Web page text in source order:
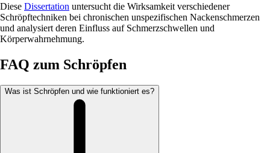
Diese Dissertation untersucht die Wirksamkeit verschiedener
Schröpftechniken bei chronischen unspezifischen Nackenschmerzen
und analysiert deren Einfluss auf Schmerzschwellen und
Körperwahrnehmung.
FAQ zum Schröpfen
Was ist Schröpfen und wie funktioniert es?